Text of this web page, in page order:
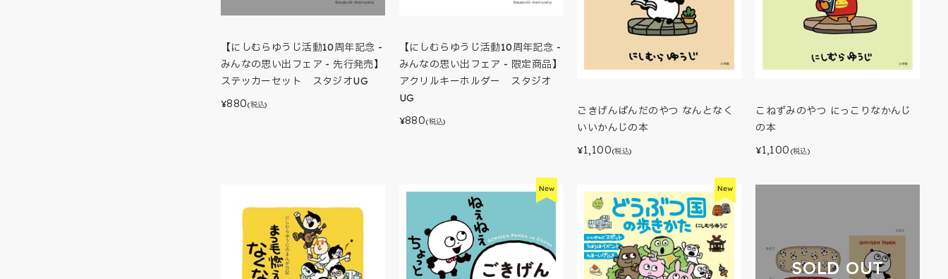
【にしむらゆうじ活動10周年記念 -
みんなの思い出フェア - 先行発売】
ステッカーセット スタジオUG
¥880(税込)
【にしむらゆうじ活動10周年記念 -
みんなの思い出フェア - 限定商品】
アクリルキーホルダー スタジオ
UG
¥880(税込)
ごきげんぱんだのやつ なんとなく
いいかんじの本
¥1,100(税込)
こねずみのやつ にっこりなかんじ
の本
¥1,100 (税込)
SOLD OUT